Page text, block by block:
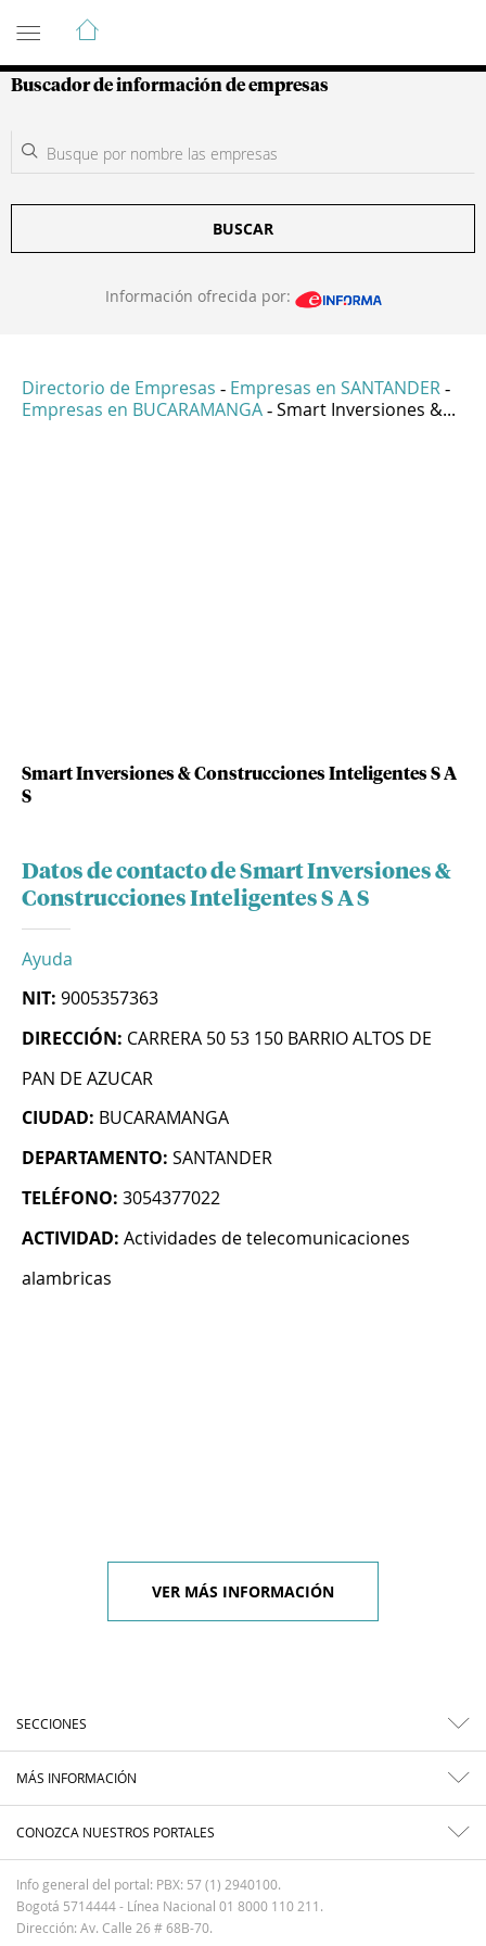
Guía de Empresas Colombianas
Buscador de información de empresas
BUSCAR
Información ofrecida por:
Directorio de Empresas - Empresas en SANTANDER -
Empresas en BUCARAMANGA - Smart Inversiones &...
Smart Inversiones & Construcciones Inteligentes S A
S
Datos de contacto de Smart Inversiones &
Construcciones Inteligentes S A S
Ayuda
NIT: 9005357363
DIRECCIÓN: CARRERA 50 53 150 BARRIO ALTOS DE
PAN DE AZUCAR
CIUDAD: BUCARAMANGA
DEPARTAMENTO: SANTANDER
TELÉFONO: 3054377022
ACTIVIDAD: Actividades de telecomunicaciones
alambricas
VER MÁS INFORMACIÓN
SECCIONES
MÁS INFORMACIÓN
CONOZCA NUESTROS PORTALES
Info general del portal: PBX: 57 (1) 2940100.
Bogotá 5714444 - Línea Nacional 01 8000 110 211.
Dirección: Av. Calle 26 # 68B-70.